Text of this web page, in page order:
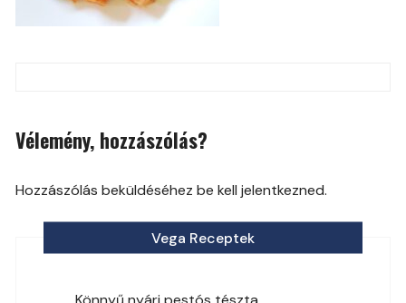
navigation
Vélemény, hozzászólás?
Hozzászólás beküldéséhez be kell jelentkezned.
Vega Receptek